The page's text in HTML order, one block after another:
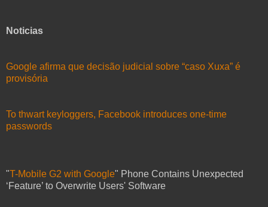
Noticias
Google afirma que decisão judicial sobre “caso Xuxa” é
provisória
To thwart keyloggers, Facebook introduces one-time
passwords
"T-Mobile G2 with Google" Phone Contains Unexpected
‘Feature’ to Overwrite Users' Software